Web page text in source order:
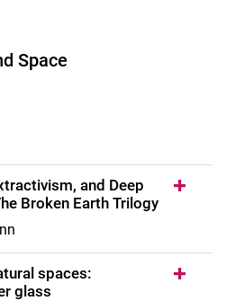
Space
and Deep
Broken Earth Trilogy
spaces:
glass